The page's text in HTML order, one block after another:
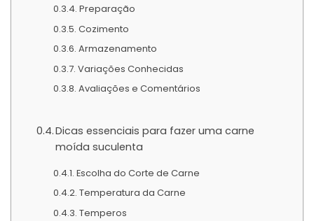
Preparação
Cozimento
Armazenamento
Variações Conhecidas
Avaliações e Comentários
Dicas essenciais para fazer uma carne
moída suculenta
Escolha do Corte de Carne
Temperatura da Carne
Temperos